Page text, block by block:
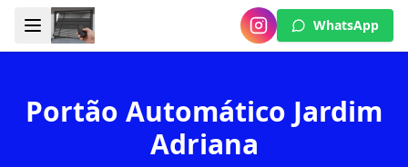
WhatsApp
Portão Automático Jardim
Adriana